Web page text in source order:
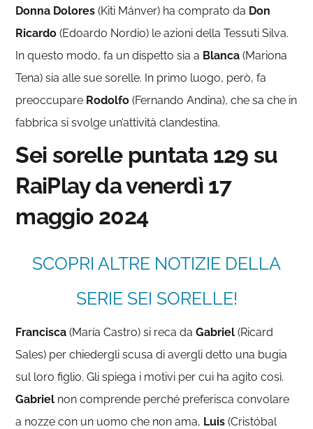
Donna Dolores (Kiti Mánver) ha comprato da Don
Ricardo (Edoardo Nordio) le azioni della Tessuti Silva.
In questo modo, fa un dispetto sia a Blanca (Mariona
Tena) sia alle sue sorelle. In primo luogo, però, fa
preoccupare Rodolfo (Fernando Andina), che sa che in
fabbrica si svolge un’attività clandestina.
Sei sorelle puntata 129 su
RaiPlay da venerdì 17
maggio 2024
SCOPRI ALTRE NOTIZIE DELLA
SERIE SEI SORELLE!
Francisca (María Castro) si reca daGabriel (Ricard
Sales) per chiedergli scusa di avergli detto una bugia
sul loro figlio. Gli spiega i motivi per cui ha agito così.
Gabriel non comprende perché preferisca convolare
a nozze con un uomo che non ama, Luis (Cristóbal